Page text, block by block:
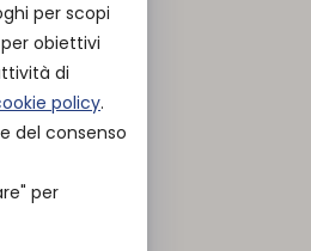
per scopi
obiettivi
di
policy.
del consenso
per